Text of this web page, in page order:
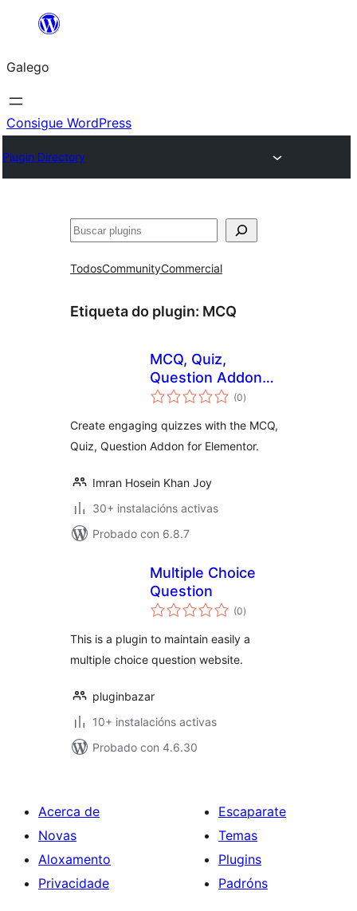
Saltar
contido
Galego
Consigue WordPress
Plugin Directory
Buscar
TodosCommunityCommercial
Etiqueta do plugin: MCQ
MCQ, Quiz,
Question Addon
For Elementor
(0valoracións
totais
)
Create engaging quizzes with the MCQ,
Quiz, Question Addon for Elementor.
Imran Hosein Khan Joy
30+ instalacións activas
Probado con 6.8.7
Multiple Choice
Question
(0valoracións
totais
)
This is a plugin to maintain easily a
multiple choice question website.
pluginbazar
10+ instalacións activas
Probado con 4.6.30
Acerca de
Novas
Aloxamento
Privacidade
Escaparate
Temas
Plugins
Padróns